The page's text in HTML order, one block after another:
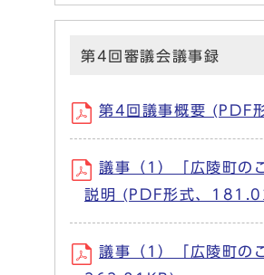
第4回審議会議事録
第4回議事概要 (PDF
議事（1）「広陵町の
説明 (PDF形式、
議事（1）「広陵町の